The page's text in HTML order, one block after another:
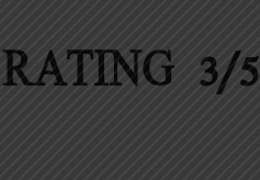
3/5